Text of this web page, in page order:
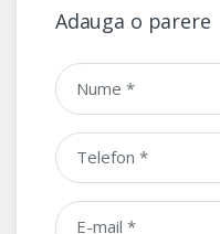
Adauga o parere